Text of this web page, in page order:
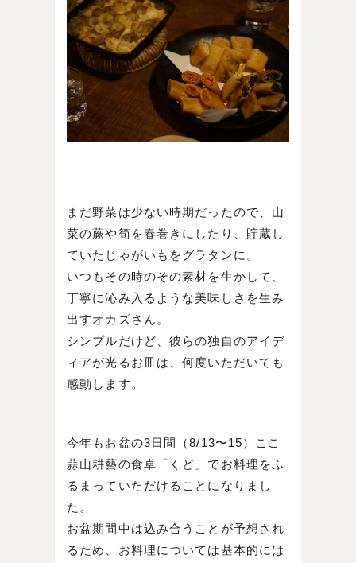
まだ野菜は少ない時期だったので、山
菜の蕨や筍を春巻きにしたり、貯蔵し
ていたじゃがいもをグラタンに。
いつもその時のその素材を生かして、
丁寧に沁み入るような美味しさを生み
出すオカズさん。
シンプルだけど、彼らの独自のアイデ
ィアが光るお皿は、何度いただいても
感動します。
今年もお盆の3日間（8/13〜15）ここ
蒜山耕藝の食卓「くど」でお料理をふ
るまっていただけることになりまし
た。
お盆期間中は込み合うことが予想され
るため、お料理については基本的には